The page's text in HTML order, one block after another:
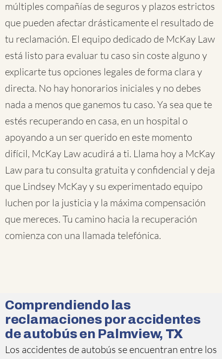
múltiples compañías de seguros y plazos estrictos
que pueden afectar drásticamente el resultado de
tu reclamación. El equipo dedicado de McKay Law
está listo para evaluar tu caso sin coste alguno y
explicarte tus opciones legales de forma clara y
directa. No hay honorarios iniciales y no debes
nada a menos que ganemos tu caso. Ya sea que te
estés recuperando en casa, en un hospital o
apoyando a un ser querido en este momento
difícil, McKay Law acudirá a ti. Llama hoy a McKay
Law para tu consulta gratuita y confidencial y deja
que Lindsey McKay y su experimentado equipo
luchen por la justicia y la máxima compensación
que mereces. Tu camino hacia la recuperación
comienza con una llamada telefónica.
Comprendiendo las
reclamaciones por accidentes
de autobús en Palmview, TX
Los accidentes de autobús se encuentran entre los